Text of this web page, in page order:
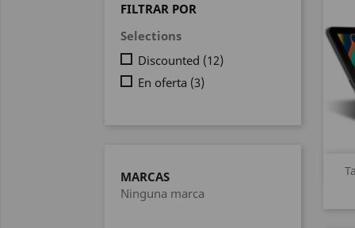
FILTRAR POR
Selections
Discounted (12)
En oferta (3)
MARCAS
Ninguna marca